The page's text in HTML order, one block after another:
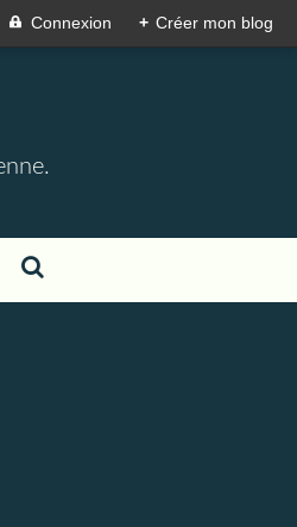
Connexion + Créer mon blog